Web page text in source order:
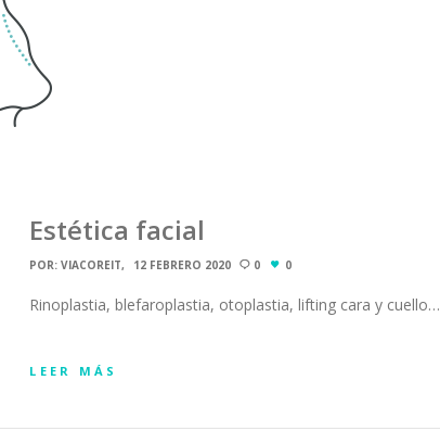
Estética facial
POR:VIACOREIT 12 FEBRERO 2020 0 0
Rinoplastia, blefaroplastia, otoplastia, lifting cara y cuello…
LEER MÁS